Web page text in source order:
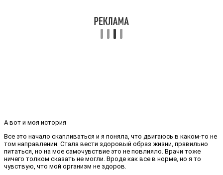
А вот и моя история
Все это начало скапливаться и я поняла, что двигаюсь в каком-то не
том направлении. Стала вести здоровый образ жизни, правильно
питаться, но на мое самочувствие это не повлияло. Врачи тоже
ничего толком сказать не могли. Вроде как все в норме, но я то
чувствую, что мой организм не здоров.